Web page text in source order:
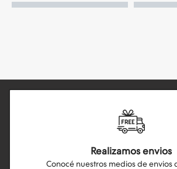
Realizamos envios
Conocé nuestros medios de envios